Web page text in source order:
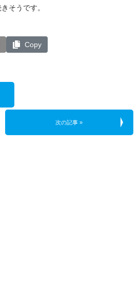
そうです。
Copy
次の記事 »